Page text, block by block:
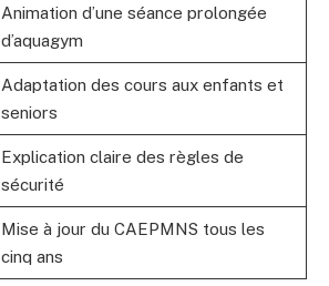
Animation d’une séance prolongée
d’aquagym
Adaptation des cours aux enfants et
seniors
Explication claire des règles de
sécurité
Mise à jour du CAEPMNS tous les
cinq ans